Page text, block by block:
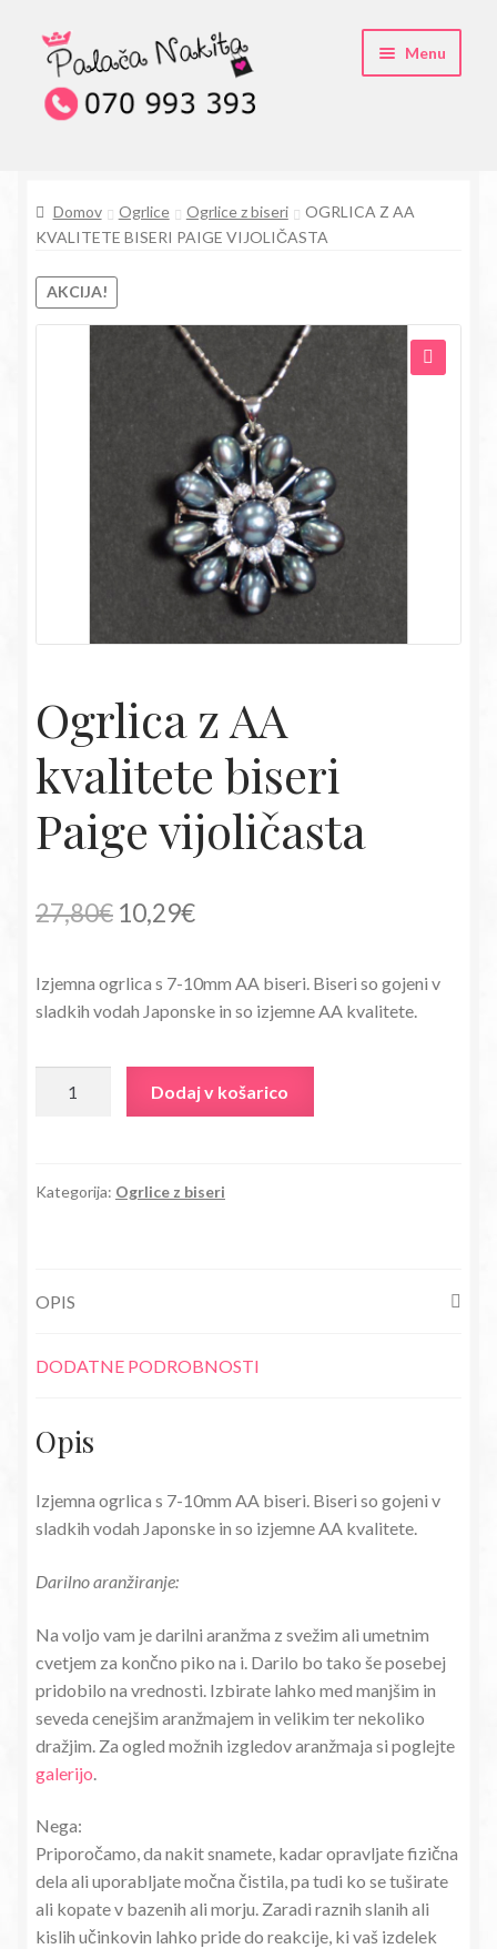
Skip
to
navigation
Skip
to
content
Menu
Pogosta vprašanja
Kontakt
Trgovina
Domov Ogrlice Ogrlice z biseri
OGRLICA Z AA
KVALITETE BISERI PAIGE VIJOLIČASTA
AKCIJA!
Ogrlica z AA
kvalitete biseri
Paige vijoličasta
27,80€ Izvirna
je
bila:
27,80€.
10,29€Trenutna
je:
10,29€.
Izjemna ogrlica s 7-10mm AA biseri. Biseri so gojeni v
sladkih vodah Japonske in so izjemne AA kvalitete.
biseri
Dodaj v košarico
Kategorija: Ogrlice z biseri
OPIS
DODATNE PODROBNOSTI
Opis
Izjemna ogrlica s 7-10mm AA biseri. Biseri so gojeni v
sladkih vodah Japonske in so izjemne AA kvalitete.
Darilno aranžiranje:
Na voljo vam je darilni aranžma z svežim ali umetnim
cvetjem za končno piko na i. Darilo bo tako še posebej
pridobilo na vrednosti. Izbirate lahko med manjšim in
seveda cenejšim aranžmajem in velikim ter nekoliko
dražjim. Za ogled možnih izgledov aranžmaja si poglejte
galerijo
Nega:
Priporočamo, da nakit snamete, kadar opravljate fizična
dela ali uporabljate močna čistila, pa tudi ko se tuširate
ali kopate v bazenih ali morju. Zaradi raznih slanih ali
kislih učinkovin lahko pride do reakcije, ki vaš izdelek